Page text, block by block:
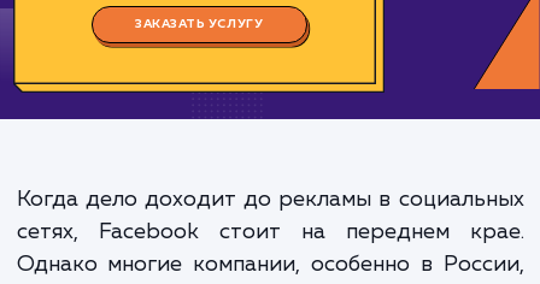
Цена:
1000-2000 ₽
ЗАКАЗАТЬ УСЛУГУ